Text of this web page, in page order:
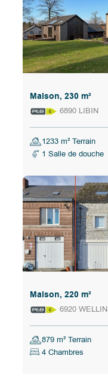
Maison, 230 m²
6890 LIBIN
1233 m² Terrain
1 Salle de douche
Maison, 220 m²
6920 WELLIN
879 m² Terrain
4 Chambres